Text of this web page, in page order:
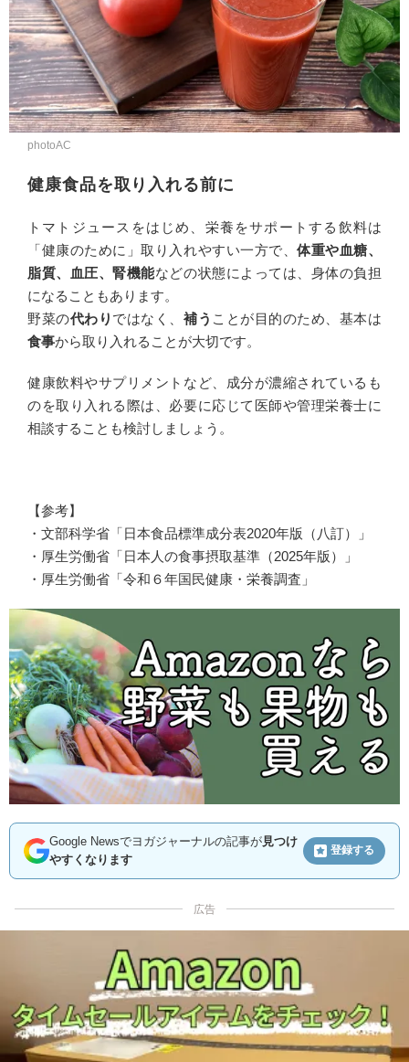
photoAC
健康食品を取り入れる前に
トマトジュースをはじめ、栄養をサポートする飲料は
「健康のために」取り入れやすい一方で、体重や血糖、
脂質、血圧、腎機能などの状態によっては、身体の負担
になることもあります。
野菜の代わり ではなく、 補う ことが目的のため、基本は
食事から取り入れることが大切です。
健康飲料やサプリメントなど、成分が濃縮されているも
のを取り入れる際は、必要に応じて医師や管理栄養士に
相談することも検討しましょう。
【参考】
・文部科学省「日本食品標準成分表2020年版（八訂）」
・厚生労働省「日本人の食事摂取基準（2025年版）」
・厚生労働省「令和６年国民健康・栄養調査」
Google Newsでヨガジャーナルの記事が見つけ
やすくなります
登録する
広告